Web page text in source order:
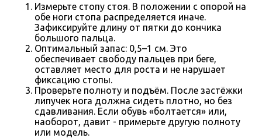
Измерьте стопу стоя. В положении с опорой на
обе ноги стопа распределяется иначе.
Зафиксируйте длину от пятки до кончика
большого пальца.
Оптимальный запас: 0,5–1 см. Это
обеспечивает свободу пальцев при беге,
оставляет место для роста и не нарушает
фиксацию стопы.
Проверьте полноту и подъём. После застёжки
липучек нога должна сидеть плотно, но без
сдавливания. Если обувь «болтается» или,
наоборот, давит - примерьте другую полноту
или модель.